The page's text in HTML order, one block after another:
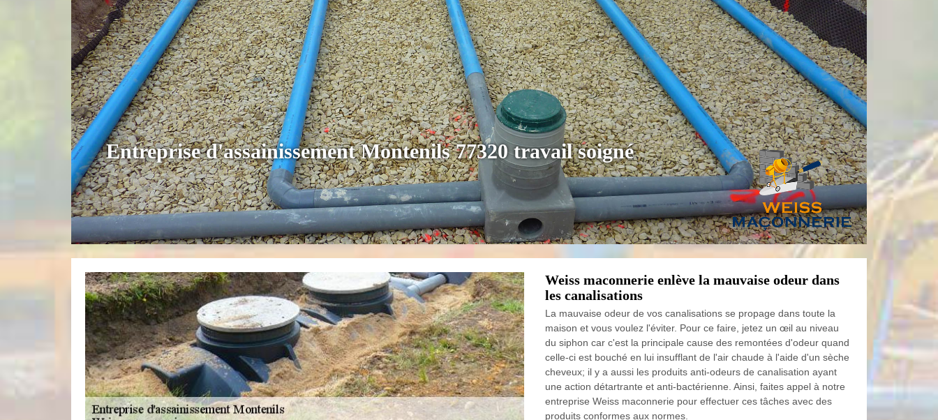
Entreprise d'assainissement Montenils 77320 travail soigné
Weiss maconnerie enlève la mauvaise odeur dans
les canalisations
La mauvaise odeur de vos canalisations se propage dans toute la
maison et vous voulez l'éviter. Pour ce faire, jetez un œil au niveau
du siphon car c'est la principale cause des remontées d'odeur quand
celle-ci est bouché en lui insufflant de l'air chaude à l'aide d'un sèche
cheveux; il y a aussi les produits anti-odeurs de canalisation ayant
une action détartrante et anti-bactérienne. Ainsi, faites appel à notre
entreprise Weiss maconnerie pour effectuer ces tâches avec des
produits conformes aux normes.